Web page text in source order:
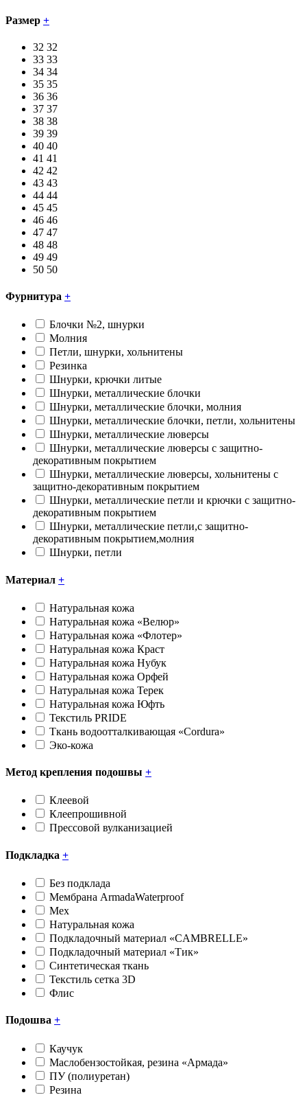
Размер +
32 32
33 33
34 34
35 35
36 36
37 37
38 38
39 39
40 40
41 41
42 42
43 43
44 44
45 45
46 46
47 47
48 48
49 49
50 50
Фурнитура +
Блочки №2, шнурки
Молния
Петли, шнурки, хольнитены
Резинка
Шнурки, крючки литые
Шнурки, металлические блочки
Шнурки, металлические блочки, молния
Шнурки, металлические блочки, петли, хольнитены
Шнурки, металлические люверсы
Шнурки, металлические люверсы с защитно-
декоративным покрытием
Шнурки, металлические люверсы, хольнитены с
защитно-декоративным покрытием
Шнурки, металлические петли и крючки с защитно-
декоративным покрытием
Шнурки, металлические петли,с защитно-
декоративным покрытием,молния
Шнурки, петли
Материал +
Натуральная кожа
Натуральная кожа «Велюр»
Натуральная кожа «Флотер»
Натуральная кожа Краст
Натуральная кожа Нубук
Натуральная кожа Орфей
Натуральная кожа Терек
Натуральная кожа Юфть
Текстиль PRIDE
Ткань водоотталкивающая «Cоrdura»
Эко-кожа
Метод крепления подошвы +
Клеевой
Клеепрошивной
Прессовой вулканизацией
Подкладка +
Без подклада
Мембрана ArmadaWaterproof
Мех
Натуральная кожа
Подкладочный материал «CAMBRELLE»
Подкладочный материал «Тик»
Синтетическая ткань
Текстиль сетка 3D
Флис
Подошва +
Каучук
Маслобензостойкая, резина «Армада»
ПУ (полиуретан)
Резина